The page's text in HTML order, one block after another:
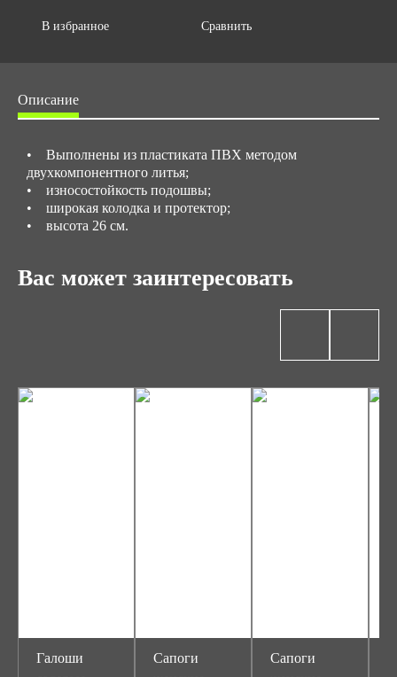
0.096В избранное Сравнить
Описание
• Выполнены из пластиката ПВХ методом
двухкомпонентного литья;
• износостойкость подошвы;
• широкая колодка и протектор;
• высота 26 см.
Вас может заинтересовать
Галоши
Сапоги
Сапоги